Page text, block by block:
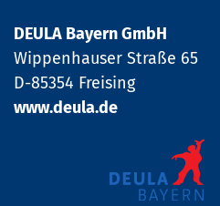
DEULA Bayern GmbH
Wippenhauser Straße 65
D-85354 Freising
www.deula.de